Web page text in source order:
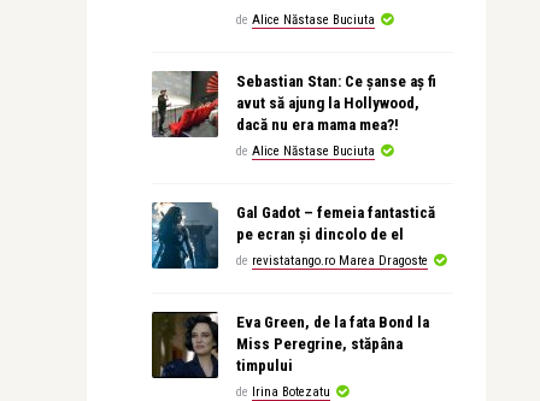
de Alice Năstase Buciuta
Sebastian Stan: Ce șanse aș fi
avut să ajung la Hollywood,
dacă nu era mama mea?!
de Alice Năstase Buciuta
Gal Gadot – femeia fantastică
pe ecran și dincolo de el
de revistatango.ro Marea Dragoste
Eva Green, de la fata Bond la
Miss Peregrine, stăpâna
timpului
de Irina Botezatu